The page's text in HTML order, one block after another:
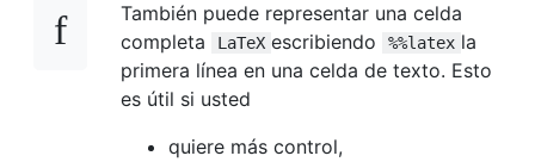
También puede representar una celda
completa
LaTeX escribiendo %%latex la
primera línea en una celda de texto. Esto
es útil si usted
quiere más control,